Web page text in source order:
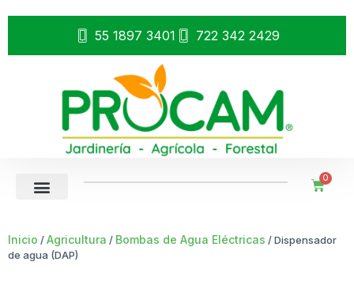
55 1897 3401 722 342 2429
0
Inicio /Agricultura / Bombas de Agua Eléctricas / Dispensador
de agua (DAP)